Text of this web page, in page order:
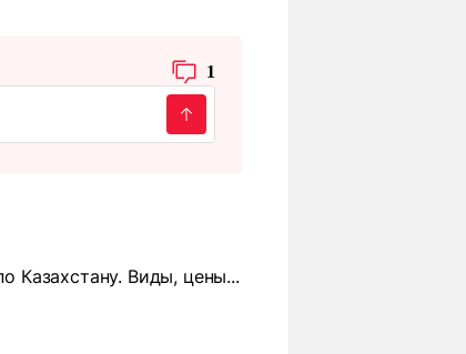
1
Казахстану. Виды, цены...